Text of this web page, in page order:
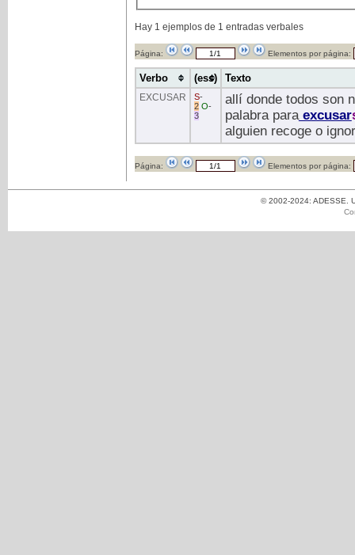
Hay 1 ejemplos de 1 entradas verbales
Página: Elementos por página:
Verbo (ess) Texto
EXCUSAR S-
2 O-
3
allí donde todos son
palabra paraexcusar
alguien recoge o
Página: Elementos por página:
© 2002-2024: ADESSE.